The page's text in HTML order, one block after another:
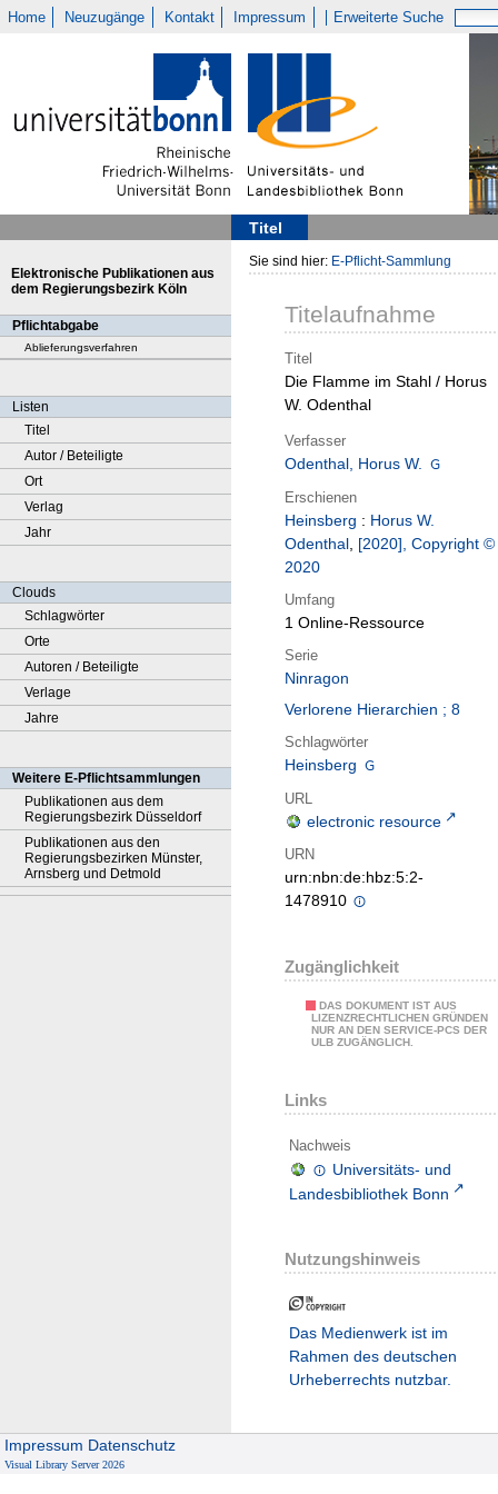
Home Neuzugänge Kontakt Impressum Erweiterte Suche
Titel
Elektronische Publikationen aus
dem Regierungsbezirk Köln
Pflichtabgabe
Ablieferungsverfahren
Listen
Titel
Autor / Beteiligte
Ort
Verlag
Jahr
Clouds
Schlagwörter
Orte
Autoren / Beteiligte
Verlage
Jahre
Weitere E-Pflichtsammlungen
Publikationen aus dem
Regierungsbezirk Düsseldorf
Publikationen aus den
Regierungsbezirken Münster,
Arnsberg und Detmold
Sie sind hier: E-Pflicht-Sammlung
Titelaufnahme
Titel
Die Flamme im Stahl / Horus
W. Odenthal
Verfasser
Odenthal, Horus W.
Erschienen
Heinsberg : Horus W.
Odenthal, [2020], Copyright ©
2020
Umfang
1 Online-Ressource
Serie
Ninragon
Verlorene Hierarchien ; 8
Schlagwörter
Heinsberg
URL
electronic resource
URN
urn:nbn:de:hbz:5:2-
1478910
Zugänglichkeit
DAS DOKUMENT IST AUS
LIZENZRECHTLICHEN GRÜNDEN
NUR AN DEN SERVICE-PCS DER
ULB ZUGÄNGLICH.
Links
Nachweis
Universitäts- und
Landesbibliothek Bonn
Nutzungshinweis
Das Medienwerk ist im
Rahmen des deutschen
Urheberrechts nutzbar.
Impressum Datenschutz
Visual Library Server 2026